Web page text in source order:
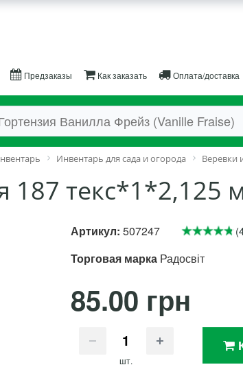
Предзаказы Как заказать Оплата/доставка
Инвентарь для сада и огорода Веревки
187 текс*1*2,125
Артикул: 507247
Торговая марка Радосвіт
85.00 грн
шт.